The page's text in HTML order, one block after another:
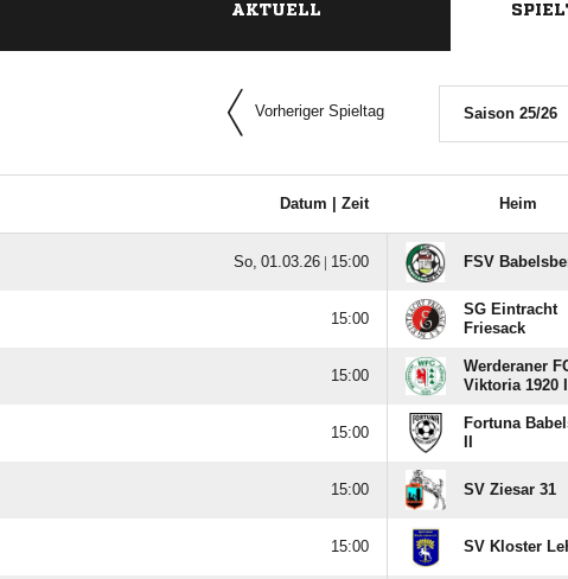
AKTUELL
Vorheriger Spieltag Saison 25/26
Datum | Zeit Heim
  |  FSV

SG Eintracht
Friesack

Werderaner
Viktoria 1920 II

Fortuna
 SV Ziesar 31
 SV Kloster